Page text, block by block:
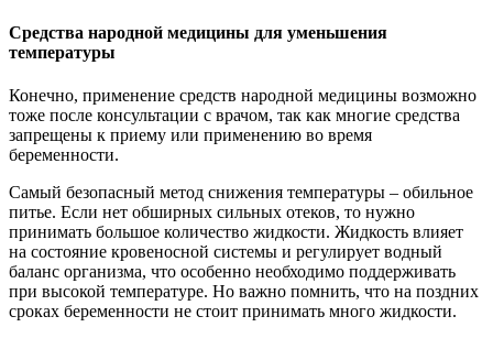
Средства народной медицины для уменьшения
температуры
Конечно, применение средств народной медицины возможно
тоже после консультации с врачом, так как многие средства
запрещены к приему или применению во время
беременности.
Самый безопасный метод снижения температуры – обильное
питье. Если нет обширных сильных отеков, то нужно
принимать большое количество жидкости. Жидкость влияет
на состояние кровеносной системы и регулирует водный
баланс организма, что особенно необходимо поддерживать
при высокой температуре. Но важно помнить, что на поздних
сроках беременности не стоит принимать много жидкости.